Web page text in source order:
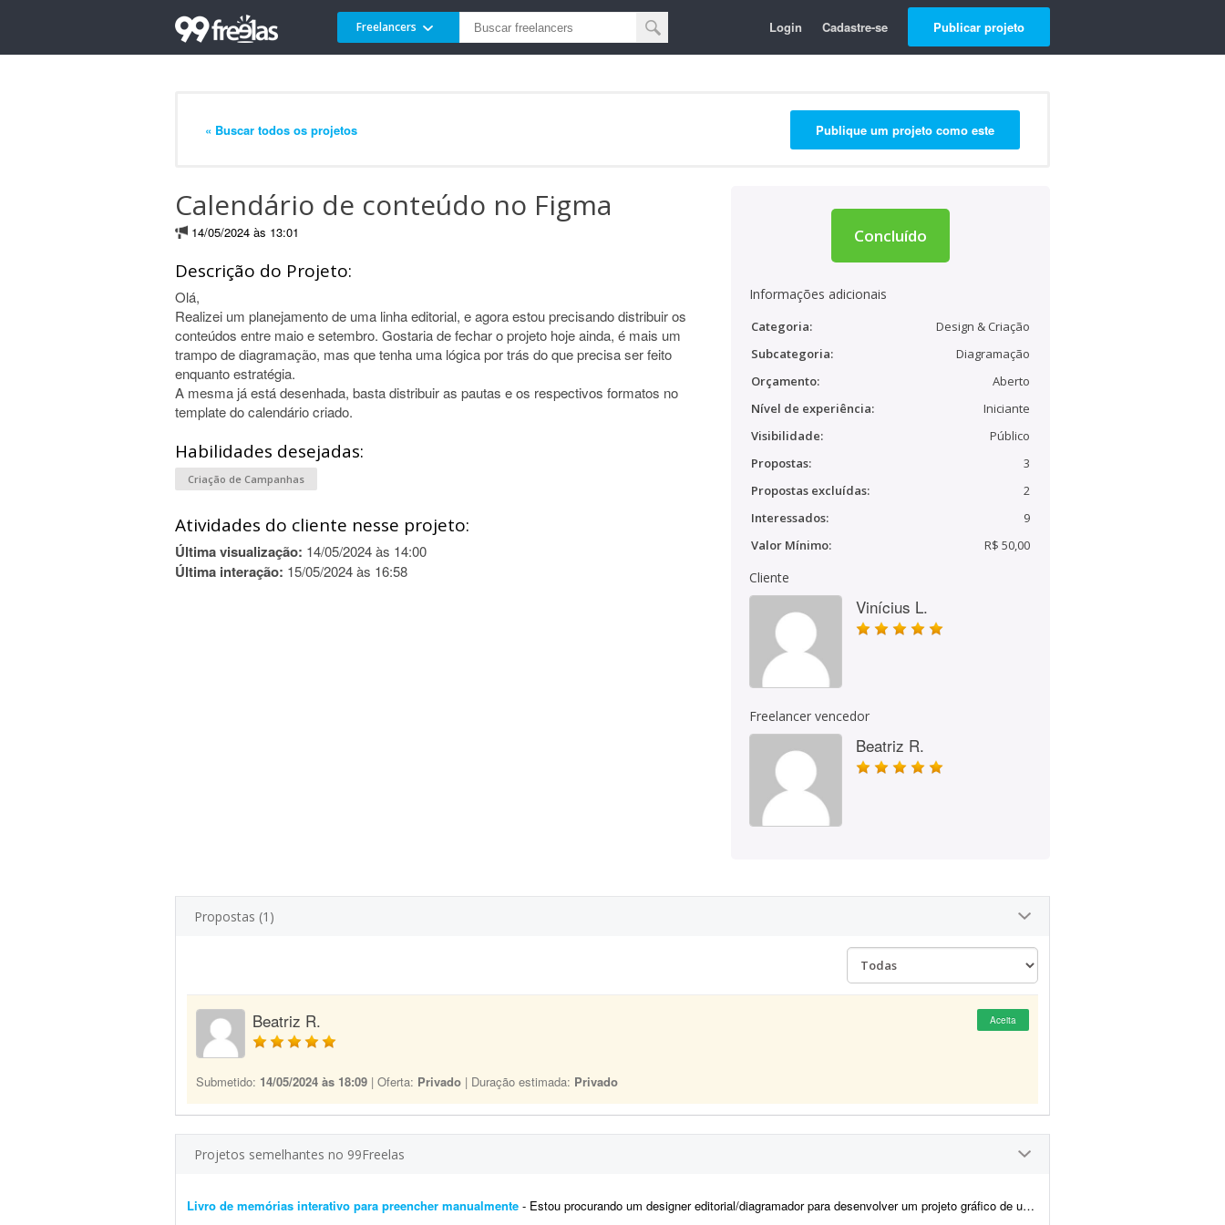
Freelancers Login Cadastre-se Publicar projeto
« Buscar todos os projetos Publique um projeto como este
Calendário de conteúdo no Figma
14/05/2024 às 13:01
Descrição do Projeto:
Olá,
Realizei um planejamento de uma linha editorial, e agora estou precisando distribuir os
conteúdos entre maio e setembro. Gostaria de fechar o projeto hoje ainda, é mais um
trampo de diagramação, mas que tenha uma lógica por trás do que precisa ser feito
enquanto estratégia.
A mesma já está desenhada, basta distribuir as pautas e os respectivos formatos no
template do calendário criado.
Habilidades desejadas:
Criação de Campanhas
Atividades do cliente nesse projeto:
Última visualização: 14/05/2024 às 14:00
Última interação: 15/05/2024 às 16:58
Concluído
Informações adicionais
Categoria:
Design & Criação
Subcategoria:
Diagramação
Orçamento:
Aberto
Nível de experiência:
Iniciante
Visibilidade:
Público
Propostas:
3
Propostas excluídas:
2
Interessados:
9
Valor Mínimo:
R$ 50,00
Cliente
Vinícius L.
Freelancer vencedor
Beatriz R.
Propostas (1)
Beatriz R. Aceita
Submetido: 14/05/2024 às 18:09 | Oferta: Privado | Duração estimada: Privado
Projetos semelhantes no 99Freelas
Livro de memórias interativo para preencher manualmente - Estou procurando um designer editorial/diagramador para desenvolver um projeto gráfico de um livro de memórias personalizado. Não é um livro com texto corrido para leit...